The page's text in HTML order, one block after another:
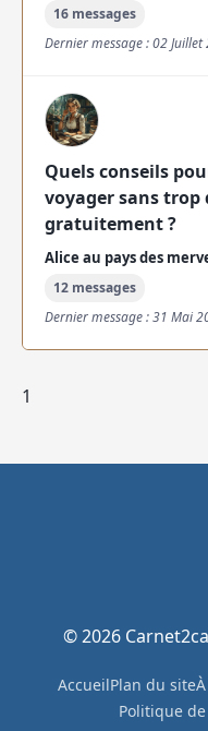
16 messages
Dernier message : 02 Juillet
Quels conseils
voyager sans trop
gratuitement ?
Alice au pays des
12 messages
Dernier message : 31 Mai
1
© 2026
AccueilPlan du site
Politique